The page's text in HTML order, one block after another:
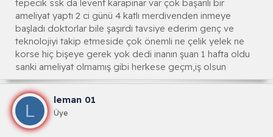
tepecik ssk da levent karapınar var çok başarılı bir
ameliyat yaptı 2 ci günü 4 katlı merdivenden inmeye
başladı doktorlar bile şaşırdı tavsiye ederim genç ve
teknolojiyi takip etmeside çok önemli ne çelik yelek ne
korse hiç bişeye gerek yok dedi inanın şuan 1 hafta oldu
sanki ameliyat olmamış gibi herkese geçm,iş olsun
L
leman 01
Üye